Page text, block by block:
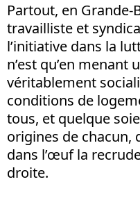
Partout, en
travailliste et
l’initiative dans la
n’est qu’en menant
véritablement
conditions de
tous, et quelque
origines de chacun,
dans l’œuf la
droite.